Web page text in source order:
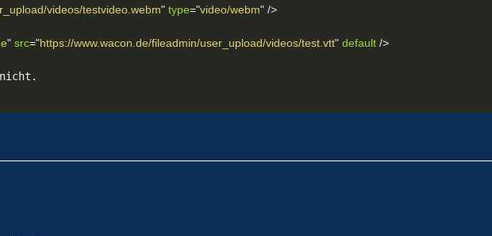
videos/testvideo.webm" type="video/webm" />
" src="https://www.wacon.de/fileadmin/user_upload/videos/test.vtt" default />